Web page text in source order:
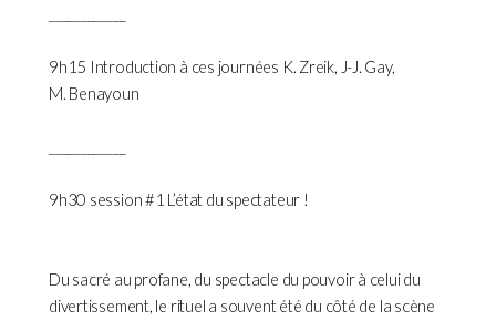
9h15 Introduction à ces journées K. Zreik, J-J. Gay,
M. Benayoun
9h30 session #1 L’état du spectateur !
Du sacré au profane, du spectacle du pouvoir à celui du
divertissement, le rituel a souvent été du côté de la scène